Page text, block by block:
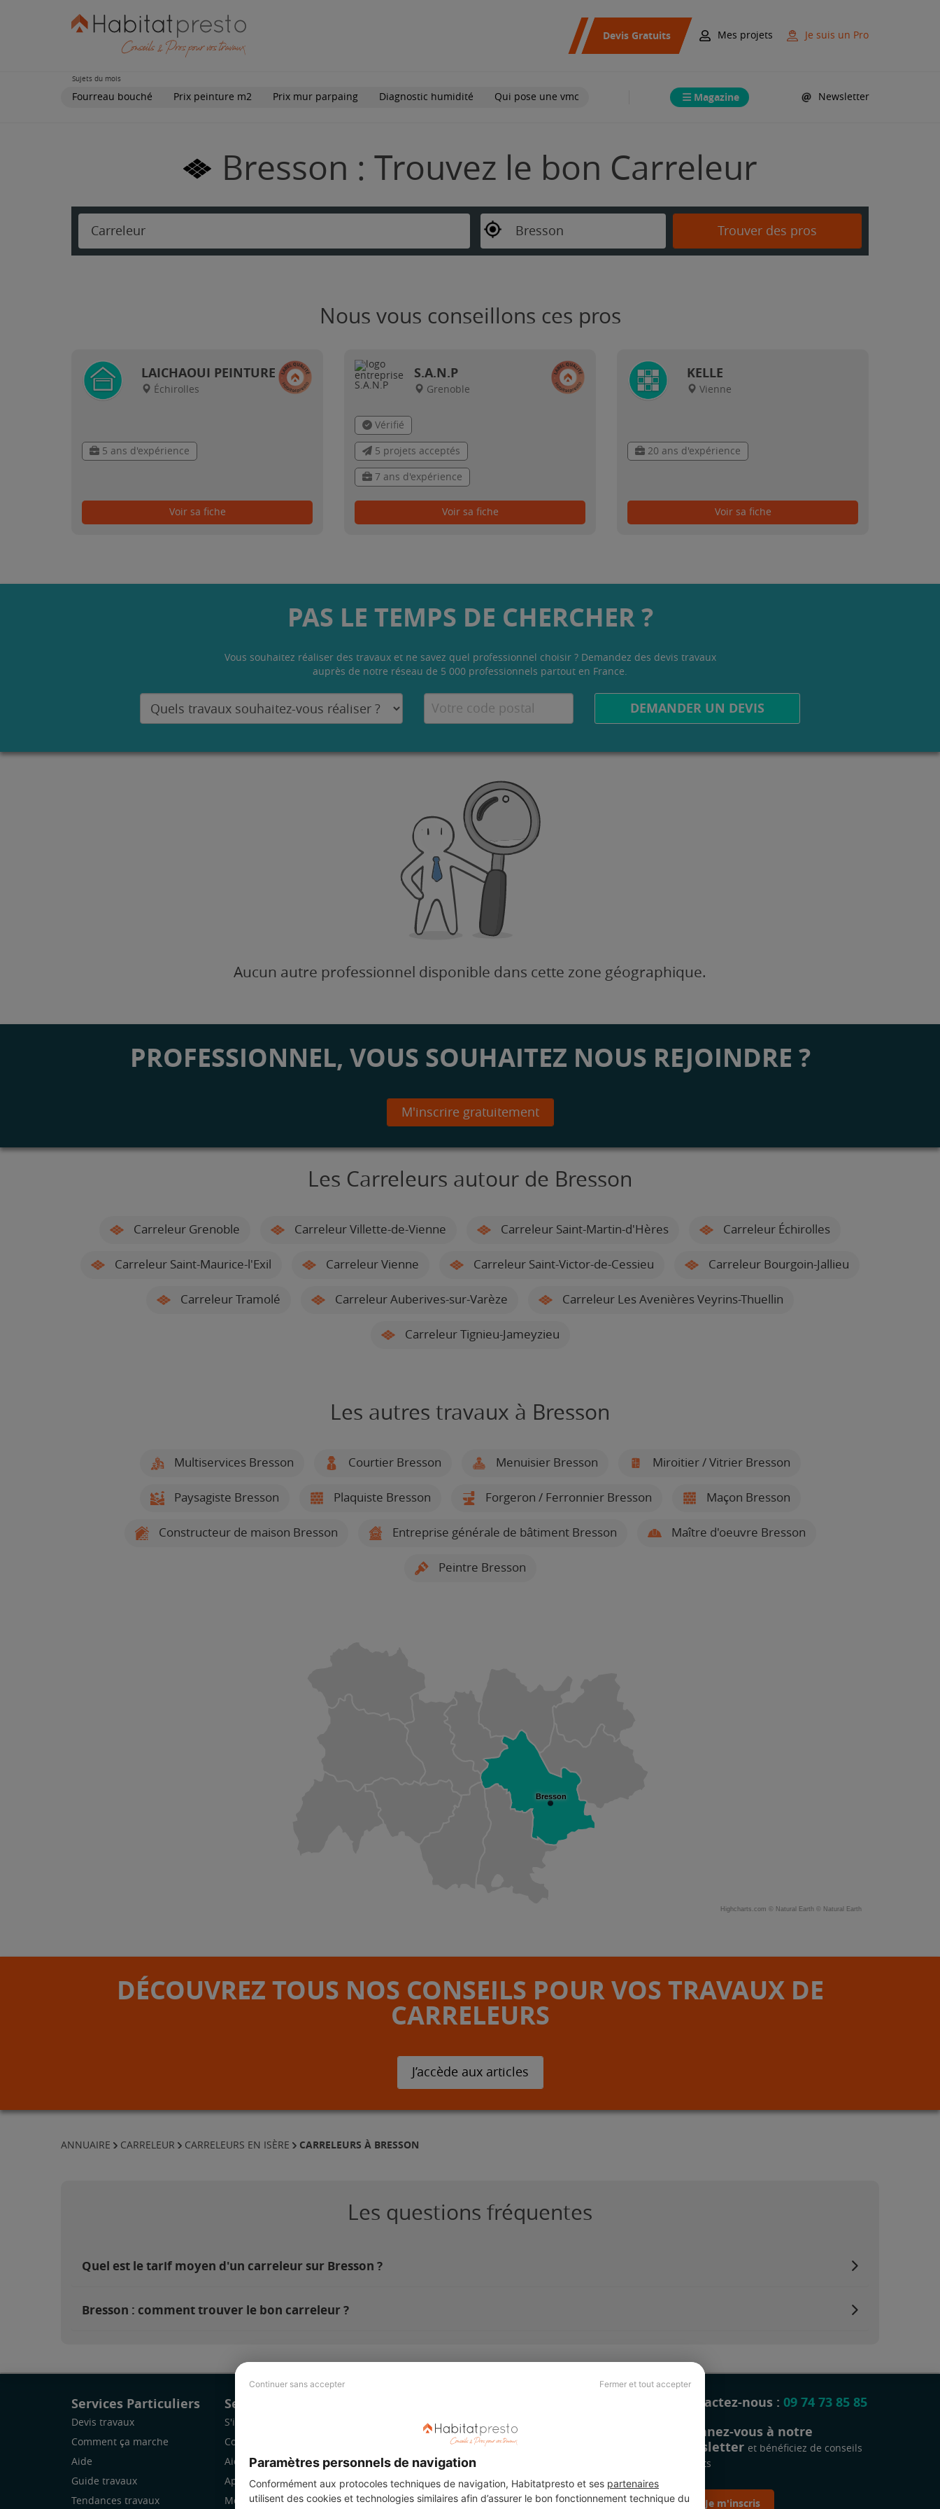
Continuer sans accepter Fermer et tout accepter
Paramètres personnels de navigation
Conformément aux protocoles techniques de navigation, Habitatpresto et ses partenaires
utilisent des cookies et technologies similaires afin d’assurer le bon fonctionnement technique du
Devis Gratuits Mes projets Je suis un Pro
Sujets du mois
Fourreau bouché Prix peinture m2 Prix mur parpaing Diagnostic humidité Qui pose une vmc Magazine Newsletter
Bresson : Trouvez le bon Carreleur
Carreleur Bresson Trouver des pros
Nous vous conseillons ces pros
LAICHAOUI PEINTURE
Échirolles
5 ans d'expérience
Voir sa fiche
S.A.N.P
Grenoble
Vérifié
5 projets acceptés
7 ans d'expérience
Voir sa fiche
KELLE
Vienne
20 ans d'expérience
Voir sa fiche
PAS LE TEMPS DE CHERCHER ?
Vous souhaitez réaliser des travaux et ne savez quel professionnel choisir ? Demandez des devis travaux
auprès de notre réseau de 5 000 professionnels partout en France.
DEMANDER UN DEVIS
Aucun autre professionnel disponible dans cette zone géographique.
PROFESSIONNEL, VOUS SOUHAITEZ NOUS REJOINDRE ?
M'inscrire gratuitement
Les Carreleurs autour de Bresson
Carreleur Grenoble Carreleur Villette-de-Vienne Carreleur Saint-Martin-d'Hères Carreleur Échirolles
Carreleur Saint-Maurice-l'Exil Carreleur Vienne Carreleur Saint-Victor-de-Cessieu Carreleur Bourgoin-Jallieu
Carreleur Tramolé Carreleur Auberives-sur-Varèze Carreleur Les Avenières Veyrins-Thuellin
Carreleur Tignieu-Jameyzieu
Les autres travaux à Bresson
Multiservices Bresson Courtier Bresson Menuisier Bresson Miroitier / Vitrier Bresson
Paysagiste Bresson Plaquiste Bresson Forgeron / Ferronnier Bresson Maçon Bresson
Constructeur de maison Bresson Entreprise générale de bâtiment Bresson Maître d'oeuvre Bresson
Peintre Bresson
Bresson
Highcharts.com © Natural Earth © Natural Earth
DÉCOUVREZ TOUS NOS CONSEILS POUR VOS TRAVAUX DE
CARRELEURS
J’accède aux articles
ANNUAIRE CARRELEUR CARRELEURS EN ISÈRE CARRELEURS À BRESSON
Les questions fréquentes
Quel est le tarif moyen d'un carreleur sur Bresson ?
Bresson : comment trouver le bon carreleur ?
Services Particuliers
Devis travaux
Comment ça marche
Aide
Guide travaux
Tendances travaux
Services Pro
S'inscrire
Comment ça marche
Aide
Application Mobile
Mon espace
Revue de presse
Légal
Charte cookies
Contactez-nous : 09 74 73 85 85
Abonnez-vous à notre
newsletter et bénéficiez de conseils
gratuits
Je m'inscris